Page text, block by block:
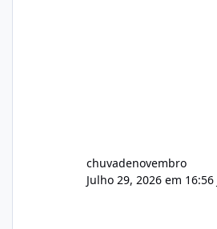
chuvadenovembro
Julho 29, 2026 em 16:56